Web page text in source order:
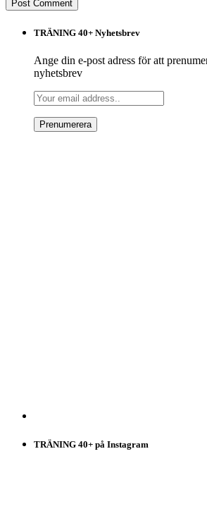
TRÄNING 40+ Nyhetsbrev
Ange din e-post adress för att
nyhetsbrev
TRÄNING 40+ på Instagram